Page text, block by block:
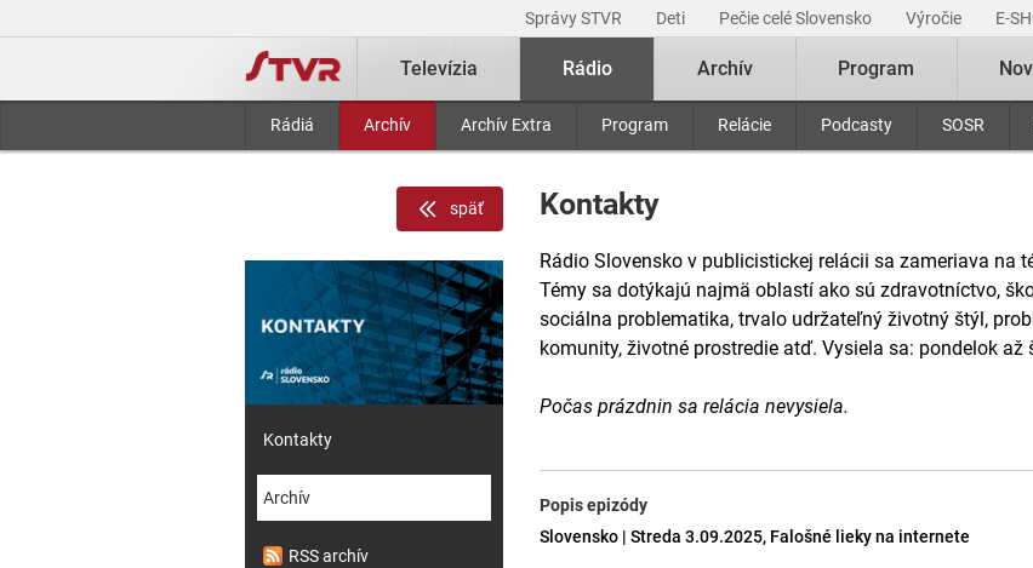
Správy STVR Deti Pečie celé Slovensko Výročie E-
Televízia Rádio
Rádiá Archív Archív Extra Program Relácie Podcasty SOSR
Archív Program
Kontakty
Rádio Slovensko v publicistickej relácii sa zameriava na
Témy sa dotýkajú najmä oblastí ako sú zdravotníctvo,
sociálna problematika, trvalo udržateľný životný štýl,
komunity, životné prostredie atď. Vysiela sa: pondelok až
Počas prázdnin sa relácia nevysiela.
Popis epizódy
Slovensko | Streda 3.09.2025, Falošné lieky na internete
späť
Kontakty
Archív
RSS archív